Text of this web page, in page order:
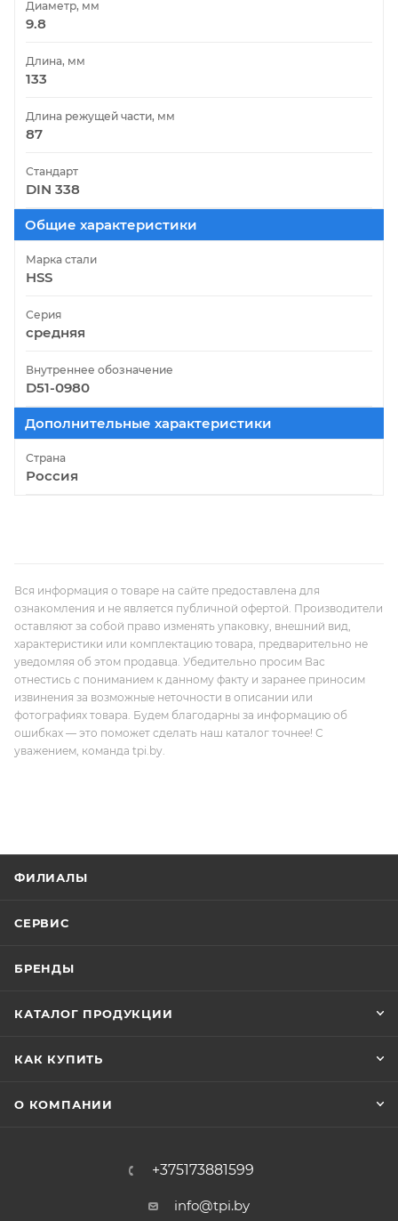
Диаметр, мм
9.8
Длина, мм
133
Длина режущей части, мм
87
Стандарт
DIN 338
Общие характеристики
Марка стали
HSS
Серия
средняя
Внутреннее обозначение
D51-0980
Дополнительные характеристики
Страна
Россия
Вся информация о товаре на сайте предоставлена для
ознакомления и не является публичной офертой. Производители
оставляют за собой право изменять упаковку, внешний вид,
характеристики или комплектацию товара, предварительно не
уведомляя об этом продавца. Убедительно просим Вас
отнестись с пониманием к данному факту и заранее приносим
извинения за возможные неточности в описании или
фотографиях товара. Будем благодарны за информацию об
ошибках — это поможет сделать наш каталог точнее! С
уважением, команда tpi.by.
ФИЛИАЛЫ
СЕРВИС
БРЕНДЫ
КАТАЛОГ ПРОДУКЦИИ
КАК КУПИТЬ
О КОМПАНИИ
+375173881599
info@tpi.by